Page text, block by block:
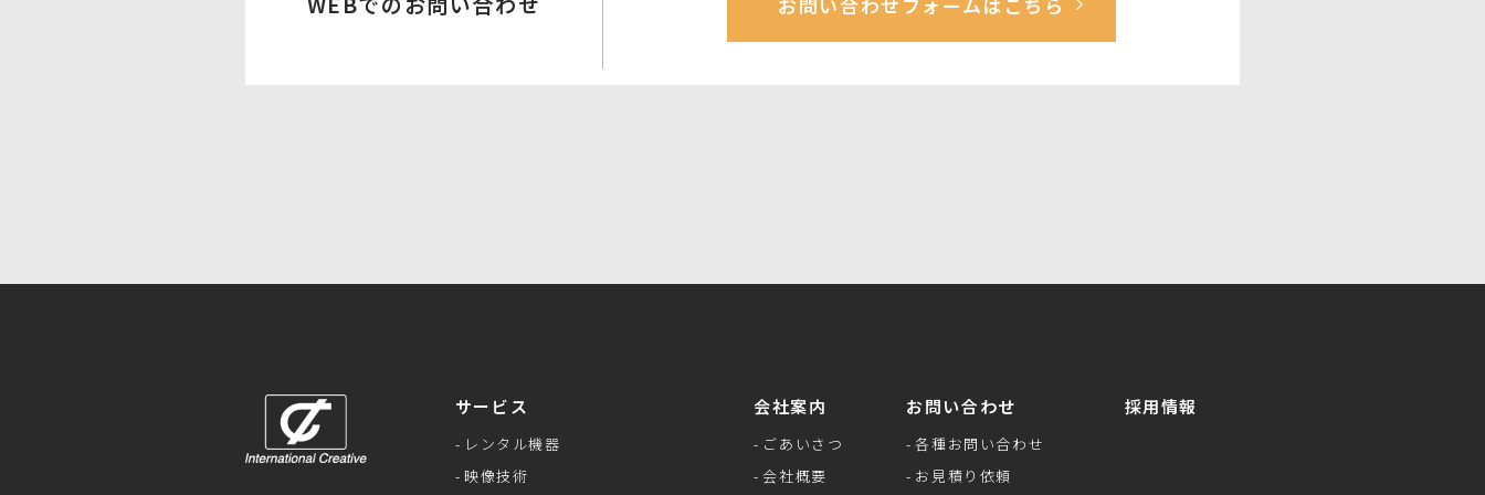
サービス
レンタル機器
映像技術
会社案内
ごあいさつ
会社概要
お問い合わせ
各種お問い合わせ
お見積り依頼
採用情報